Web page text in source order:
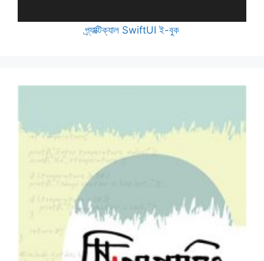
প্র্যাক্টিক্যাল SwiftUI ই-বুক